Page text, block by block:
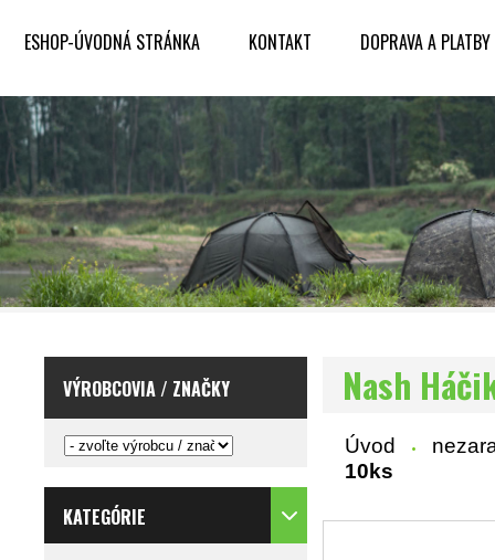
ESHOP-ÚVODNÁ STRÁNKA KONTAKT DOPRAVA A PLATBY
VÝROBCOVIA / ZNAČKY
KATEGÓRIE
Nash
Úvod
10ks